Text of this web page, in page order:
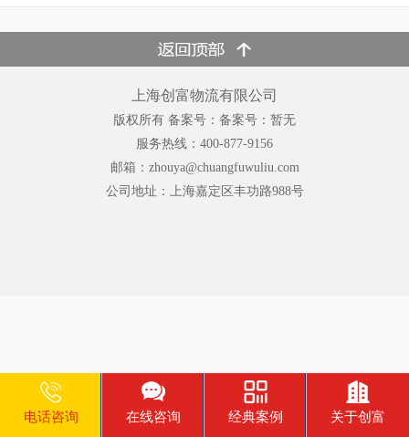
上海创富物流有限公司
版权所有 备案号：备案号：暂无
服务热线：400-877-9156
邮箱：zhouya@chuangfuwuliu.com
公司地址：上海嘉定区丰功路988号
电话咨询 在线咨询 经典案例 关于创富